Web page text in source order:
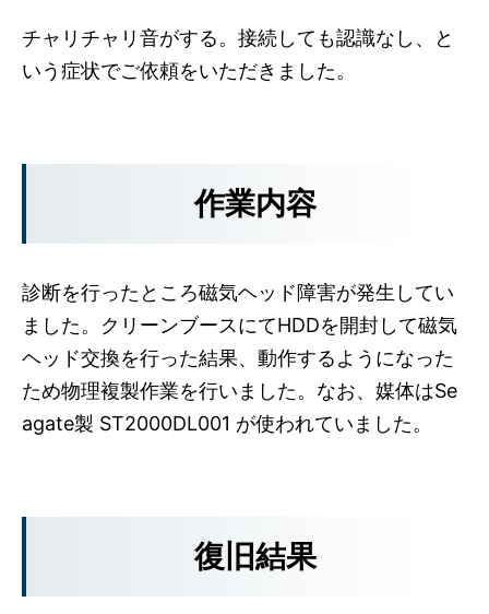
チャリチャリ音がする。接続しても認識なし、と
いう症状でご依頼をいただきました。
作業内容
診断を行ったところ磁気ヘッド障害が発生してい
ました。クリーンブースにてHDDを開封して磁気
ヘッド交換を行った結果、動作するようになった
ため物理複製作業を行いました。なお、媒体はSe
agate製 ST2000DL001 が使われていました。
復旧結果